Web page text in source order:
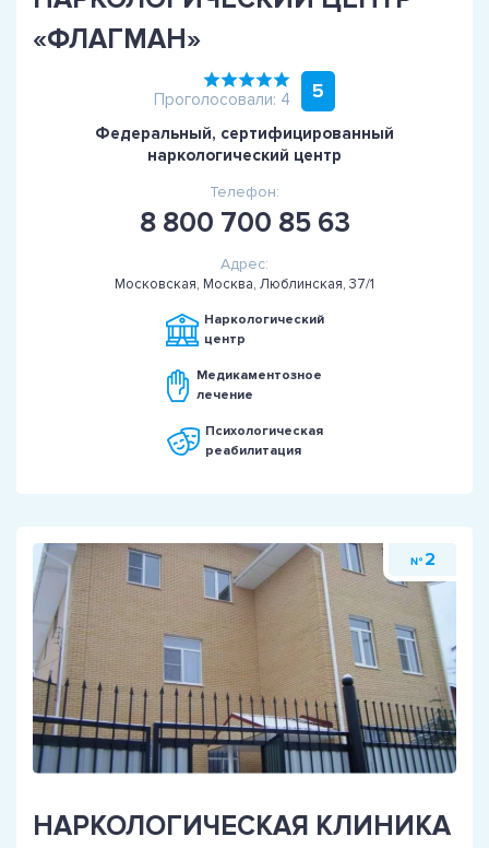
«ФЛАГМАН»
Проголосовали: 4 5
Федеральный, сертифицированный
наркологический центр
Телефон:
8 800 700 85 63
Адрес:
Московская, Москва, Люблинская, 37/1
Наркологический
центр
Медикаментозное
лечение
Психологическая
реабилитация
№ 2
НАРКОЛОГИЧЕСКАЯ КЛИНИКА